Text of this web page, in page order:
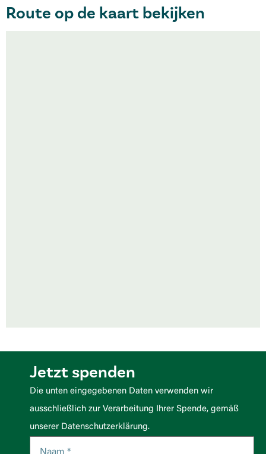
Route op de kaart bekijken
Jetzt spenden
Die unten eingegebenen Daten verwenden wir
ausschließlich zur Verarbeitung Ihrer Spende, gemäß
unserer Datenschutzerklärung.